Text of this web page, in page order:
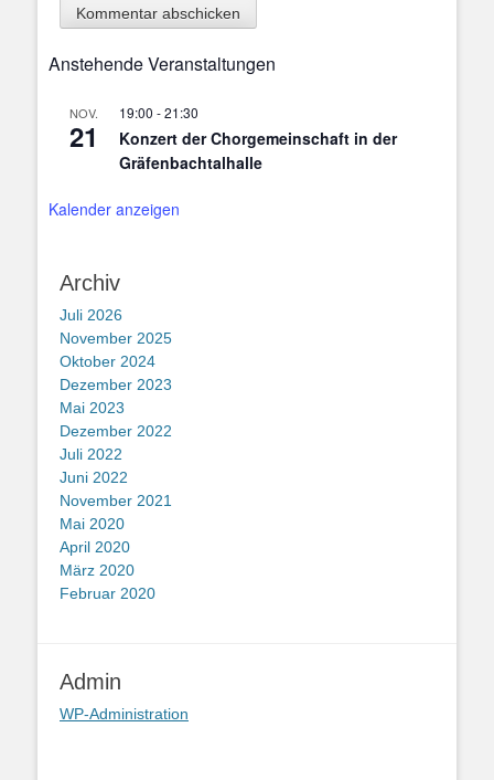
Anstehende Veranstaltungen
NOV.
21
19:00 -21:30
Konzert der Chorgemeinschaft in der
Gräfenbachtalhalle
Kalender anzeigen
Archiv
Juli 2026
November 2025
Oktober 2024
Dezember 2023
Mai 2023
Dezember 2022
Juli 2022
Juni 2022
November 2021
Mai 2020
April 2020
März 2020
Februar 2020
Admin
WP-Administration